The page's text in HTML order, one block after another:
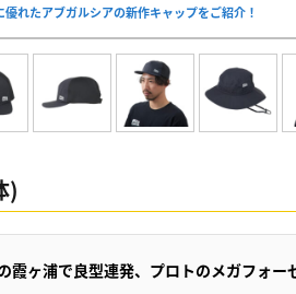
優れたアブガルシアの新作キャップをご紹介！
)
霞ヶ浦で良型連発、プロトのメガフォー